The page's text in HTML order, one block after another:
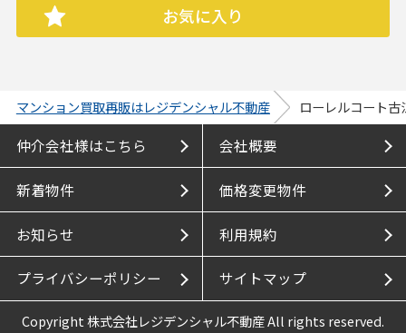
お気に入り
マンション買取再販はレジデンシャル不動産 ローレルコート古
仲介会社様はこちら 会社概要
新着物件 価格変更物件
お知らせ 利用規約
プライバシーポリシー サイトマップ
Copyright 株式会社レジデンシャル不動産 All rights reserved.